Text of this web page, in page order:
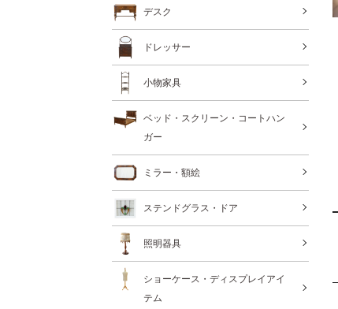
デスク
ドレッサー
小物家具
ベッド・スクリーン・コートハン
ガー
ミラー・額絵
ステンドグラス・ドア
照明器具
ショーケース・ディスプレイアイ
テム